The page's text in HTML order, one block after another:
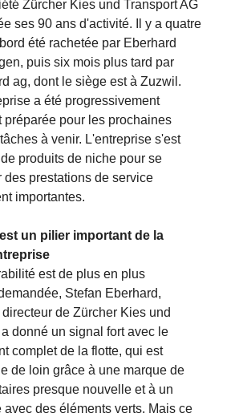
Zürcher Kies und Transport AG
ses 90 ans d'activité. Il y a quatre
été rachetée par Eberhard
puis six mois plus tard par
ag, dont le siège est à Zuzwil.
a été progressivement
préparée pour les prochaines
à venir. L'entreprise s'est
produits de niche pour se
des prestations de service
importantes.
un pilier important de la
est de plus en plus
Stefan Eberhard,
de Zürcher Kies und
donné un signal fort avec le
complet de la flotte, qui est
de loin grâce à une marque de
presque nouvelle et à un
avec des éléments verts. Mais ce